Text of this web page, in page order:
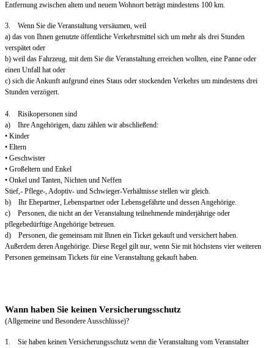
Entfernung zwischen altem und neuem Wohnort beträgt mindestens 100 km.
3. Wenn Sie die Veranstaltung versäumen, weil
a) das von Ihnen genutzte öffentliche Verkehrsmittel sich um mehr als drei Stunden
verspätet oder
b) weil das Fahrzeug, mit dem Sie die Veranstaltung erreichen wollten, eine Panne oder
einen Unfall hat oder
c) sich die Ankunft aufgrund eines Staus oder stockenden Verkehrs um mindestens drei
Stunden verzögert.
4. Risikopersonen sind
a) Ihre Angehörigen, dazu zählen wir abschließend:
• Kinder
• Eltern
• Geschwister
• Großeltern und Enkel
• Onkel und Tanten, Nichten und Neffen
Stief,- Pflege-, Adoptiv- und Schwieger-Verhältnisse stellen wir gleich.
b) Ihr Ehepartner, Lebenspartner oder Lebensgefährte und dessen Angehörige.
c) Personen, die nicht an der Veranstaltung teilnehmende minderjährige oder
pflegebedürftige Angehörige betreuen.
d) Personen, die gemeinsam mit Ihnen ein Ticket gekauft und versichert haben.
Außerdem deren Angehörige. Diese Regel gilt nur, wenn Sie mit höchstens vier weiteren
Personen gemeinsam Tickets für eine Veranstaltung gekauft haben.
Wann haben Sie keinen Versicherungsschutz
(Allgemeine und Besondere Ausschlüsse)?
1. Sie haben keinen Versicherungsschutz wenn die Veranstaltung vom Veranstalter